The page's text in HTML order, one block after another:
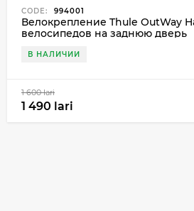
CODE: 994001
Велокрепление Thule OutWay
велосипедов на заднюю дверь
В НАЛИЧИИ
1 600 lari
1 490 lari